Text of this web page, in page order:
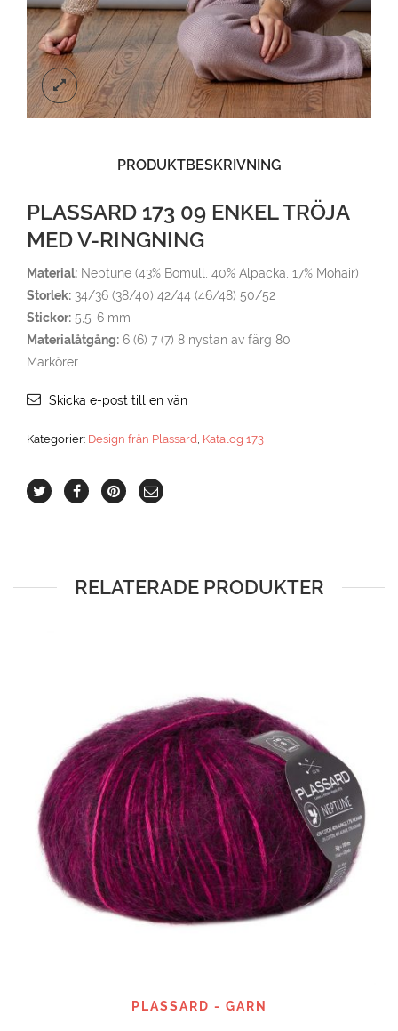
PRODUKTBESKRIVNING
PLASSARD 173 09 ENKEL TRÖJA
MED V-RINGNING
Material: Neptune (43% Bomull, 40% Alpacka, 17% Mohair)
Storlek: 34/36 (38/40) 42/44 (46/48) 50/52
Stickor: 5,5-6 mm
Materialåtgång: 6 (6) 7 (7) 8 nystan av färg 80
Markörer
Skicka e-post till en vän
Kategorier: Design från Plassard Katalog 173
RELATERADE PRODUKTER
PLASSARD - GARN